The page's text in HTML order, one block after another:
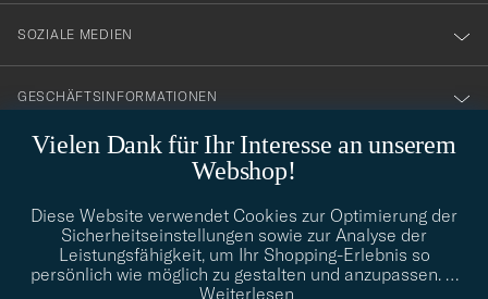
Vielen Dank für Ihr Interesse an unserem
Webshop!
Diese Website verwendet Cookies zur Optimierung der
Sicherheitseinstellungen sowie zur Analyse der
Leistungsfähigkeit, um Ihr Shopping-Erlebnis so
persönlich wie möglich zu gestalten und anzupassen. …
Weiterlesen
SOZIALE MEDIEN
GESCHÄFTSINFORMATIONEN
info@careofcarl.de
Benötigen Sie Hilfe bei der Suche nach Ihrem persönlichen Stil?
Wenden Sie sich an uns, wir helfen Ihnen gerne weiter!